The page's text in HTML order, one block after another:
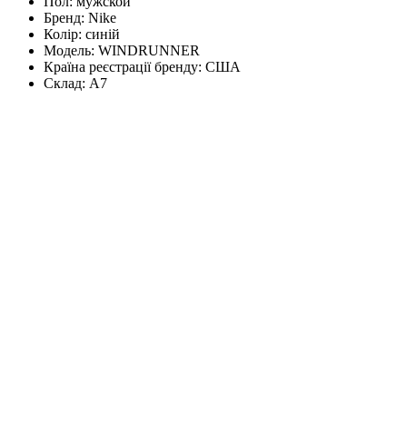
Бренд: Nike
Колір: синій
Модель: WINDRUNNER
Країна реєстрації бренду: США
Склад: А7